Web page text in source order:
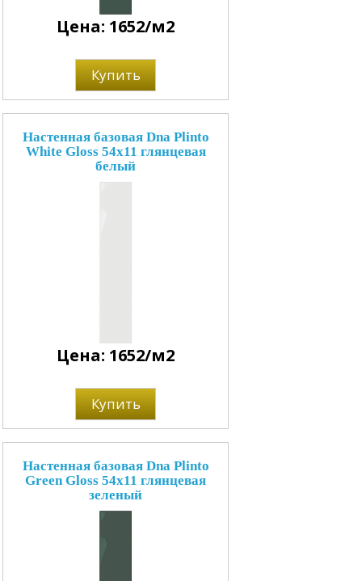
Цена: 1652/м2
Купить
Настенная базовая Dna Plinto
White Gloss 54x11 глянцевая
белый
Цена: 1652/м2
Купить
Настенная базовая Dna Plinto
Green Gloss 54x11 глянцевая
зеленый